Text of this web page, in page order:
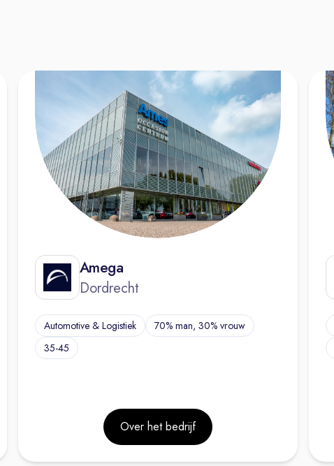
Amega
Dordrecht
Automotive & Logistiek
70% man, 30% vrouw
35-45
Over het bedrijf